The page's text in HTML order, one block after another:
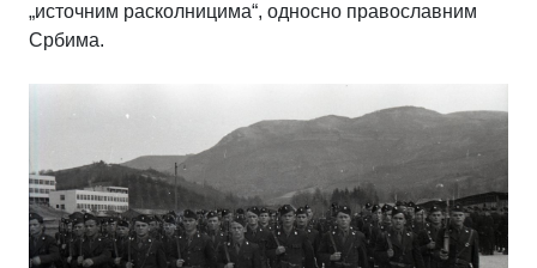
„источним расколницима“, односно православним
Србима.